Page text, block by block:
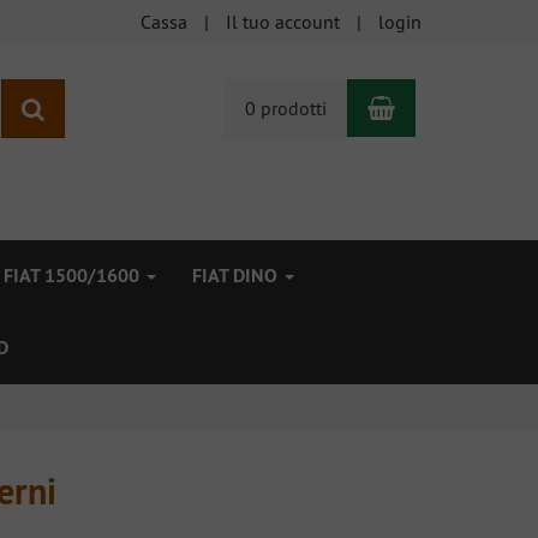
Cassa Il tuo account login
0 prodotti Carrello
FIAT 1500/1600 FIAT DINO